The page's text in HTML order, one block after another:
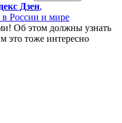
Дзен,
России и мире
Об этом должны узнать
это тоже интересно